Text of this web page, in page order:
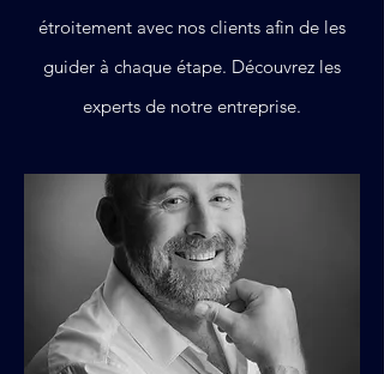
étroitement avec nos clients afin de les
guider à chaque étape. Découvrez les
experts de notre entreprise.